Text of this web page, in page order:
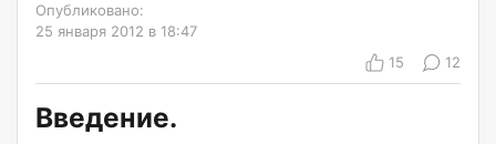
Опубликовано:
25 января 2012 в 18:47
15
12
Введение.